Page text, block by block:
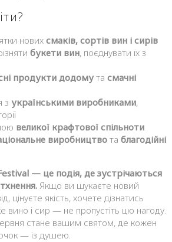
нових смаків, сортів вин і сирів
букети вин, поєднувати їх з
продукти додому та смачні
з українськими виробниками,
великої крафтової спільноти
виробництвота благодійні
— це подія, де зустрічаються
Якщо ви шукаєте новий
цінуєте якість, хочете дізнатись
вино і сир — не пропустіть цю нагоду.
стане вашим святом, де кожен
— із душею.